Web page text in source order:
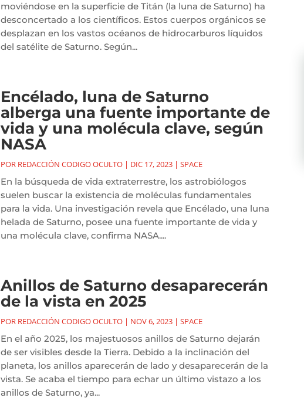
moviéndose en la superficie de Titán (la luna de Saturno) ha
desconcertado a los científicos. Estos cuerpos orgánicos se
desplazan en los vastos océanos de hidrocarburos líquidos
del satélite de Saturno. Según...
Encélado, luna de Saturno
alberga una fuente importante de
vida y una molécula clave, según
NASA
POR REDACCIÓN CODIGO OCULTO| DIC 17, 2023| SPACE
En la búsqueda de vida extraterrestre, los astrobiólogos
suelen buscar la existencia de moléculas fundamentales
para la vida. Una investigación revela que Encélado, una luna
helada de Saturno, posee una fuente importante de vida y
una molécula clave, confirma NASA....
Anillos de Saturno desaparecerán
de la vista en 2025
POR REDACCIÓN CODIGO OCULTO| NOV 6, 2023| SPACE
En el año 2025, los majestuosos anillos de Saturno dejarán
de ser visibles desde la Tierra. Debido a la inclinación del
planeta, los anillos aparecerán de lado y desaparecerán de la
vista. Se acaba el tiempo para echar un último vistazo a los
anillos de Saturno, ya...